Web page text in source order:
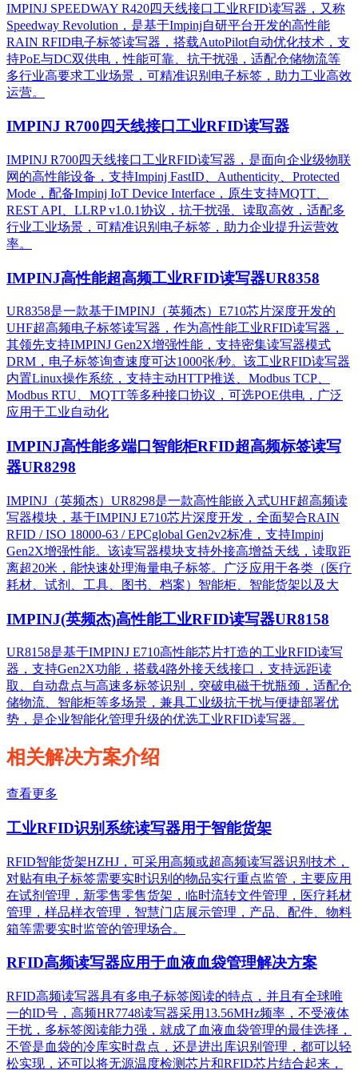
IMPINJ SPEEDWAY R420四天线接口工业RFID读写器，又称
Speedway Revolution，是基于Impinj自研平台开发的高性能
RAIN RFID电子标签读写器，搭载AutoPilot自动优化技术，支
持PoE与DC双供电，性能可靠、抗干扰强，适配仓储物流等
多行业高要求工业场景，可精准识别电子标签，助力工业高效
运营。​
IMPINJ R700四天线接口工业RFID读写器
IMPINJ R700四天线接口工业RFID读写器，是面向企业级物联
网的高性能设备，支持Impinj FastID、Authenticity、Protected
Mode，配备Impinj IoT Device Interface，原生支持MQTT、
REST API、LLRP v1.0.1协议，抗干扰强、读取高效，适配多
行业工业场景，可精准识别电子标签，助力企业提升运营效
率。
IMPINJ高性能超高频工业RFID读写器UR8358
UR8358是一款基于IMPINJ（英频杰）E710芯片深度开发的
UHF超高频电子标签读写器，作为高性能工业RFID读写器，
其领先支持IMPINJ Gen2X增强性能，支持密集读写器模式
DRM，电子标签询查速度可达1000张/秒。该工业RFID读写器
内置Linux操作系统，支持主动HTTP推送、Modbus TCP、
Modbus RTU、MQTT等多种接口协议，可选POE供电，广泛
应用于工业自动化
IMPINJ高性能多端口智能柜RFID超高频标签读写
器UR8298
IMPINJ（英频杰）UR8298是一款高性能嵌入式UHF超高频读
写器模块，基于IMPINJ E710芯片深度开发，全面契合RAIN
RFID / ISO 18000-63 / EPCglobal Gen2v2标准，支持Impinj
Gen2X增强性能。该读写器模块支持外接高增益天线，读取距
离超20米，能快速处理海量电子标签。广泛应用于各类（医疗
耗材、试剂、工具、图书、档案）智能柜、智能货架以及大
IMPINJ(英频杰)高性能工业RFID读写器UR8158
UR8158是基于IMPINJ E710高性能芯片打造的工业RFID读写
器，支持Gen2X功能，搭载4路外接天线接口，支持远距读
取、自动盘点与高速多标签识别，突破电磁干扰瓶颈，适配仓
储物流、智能柜等多场景，兼具工业级抗干扰与便捷部署优
势，是企业智能化管理升级的优选工业RFID读写器。
相关解决方案介绍
查看更多
工业RFID识别系统读写器用于智能货架
RFID智能货架HZHJ，可采用高频或超高频读写器识别技术，
对贴有电子标签需要实时识别的物品实行重点监管，主要应用
在试剂管理，新零售零售货架，临时流转文件管理，医疗耗材
管理，样品样衣管理，智慧门店展示管理，产品、配件、物料
箱等需要实时监管的管理场合。
RFID高频读写器应用于血液血袋管理解决方案
RFID高频读写器具有多电子标签阅读的特点，并且有全球唯
一的ID号，高频HR7748读写器采用13.56MHz频率，不受液体
干扰，多标签阅读能力强，就成了血液血袋管理的最佳选择，
不管是血袋的冷库实时盘点，还是进出库识别管理，都可以轻
松实现，还可以将无源温度检测芯片和RFID芯片结合起来，